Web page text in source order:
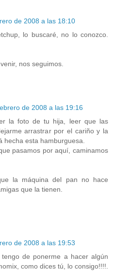
de 2008 a las 18:10
lo buscaré, no lo conozco.
nos seguimos.
de 2008 a las 19:16
la foto de tu hija, leer que las
arrastrar por el cariño y la
hecha esta hamburguesa.
pasamos por aquí, caminamos
la máquina del pan no hace
que la tienen.
de 2008 a las 19:53
de ponerme a hacer algún
como dices tú, lo consigo!!!!.